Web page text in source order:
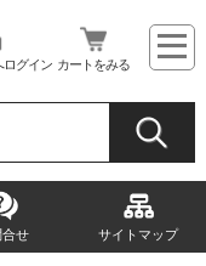
ログイン カートをみる
合せ サイトマップ